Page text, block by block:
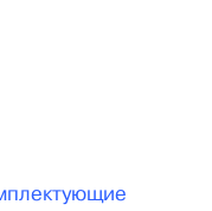
щетки